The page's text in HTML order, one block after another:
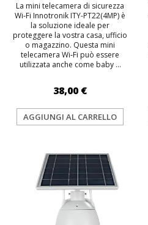
La mini telecamera di sicurezza
Wi‑Fi Innotronik ITY-PT22(4MP) è
la soluzione ideale per
proteggere la vostra casa, ufficio
o magazzino. Questa mini
telecamera Wi‑Fi può essere
utilizzata anche come baby ...
38,00 €
AGGIUNGI AL CARRELLO